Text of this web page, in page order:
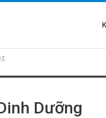
Dưỡng